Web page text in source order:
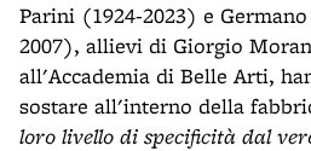
Parini (1924-2023) e
2007), allievi di Giorgio
all'Accademia di Belle Arti,
sostare all'interno della
loro livello di specificità dal